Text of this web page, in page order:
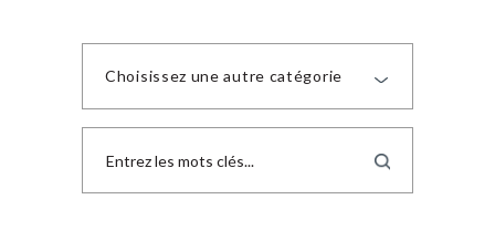
Choisissez une autre catégorie